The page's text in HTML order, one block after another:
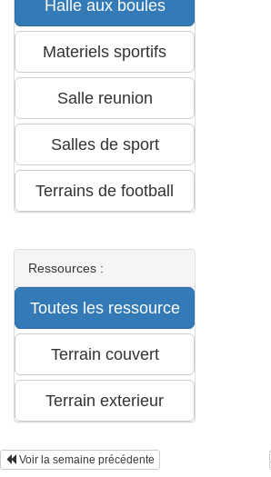
Ressources :
Voir la semaine précédente